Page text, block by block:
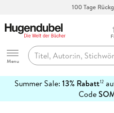
100 Tage
Hugendubel
Menu
Summer Sale: 13% Rabatt12
Code
erfahren